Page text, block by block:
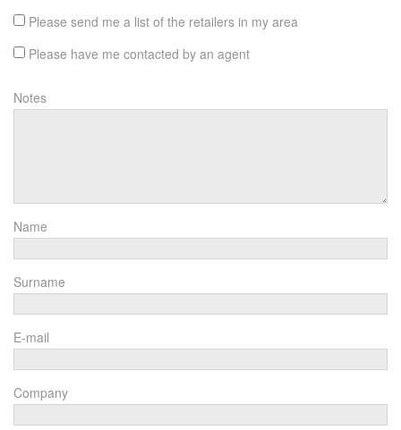
Please send me a list of the retailers in my area
Please have me contacted by an agent
Notes
Name
Surname
E-mail
Company